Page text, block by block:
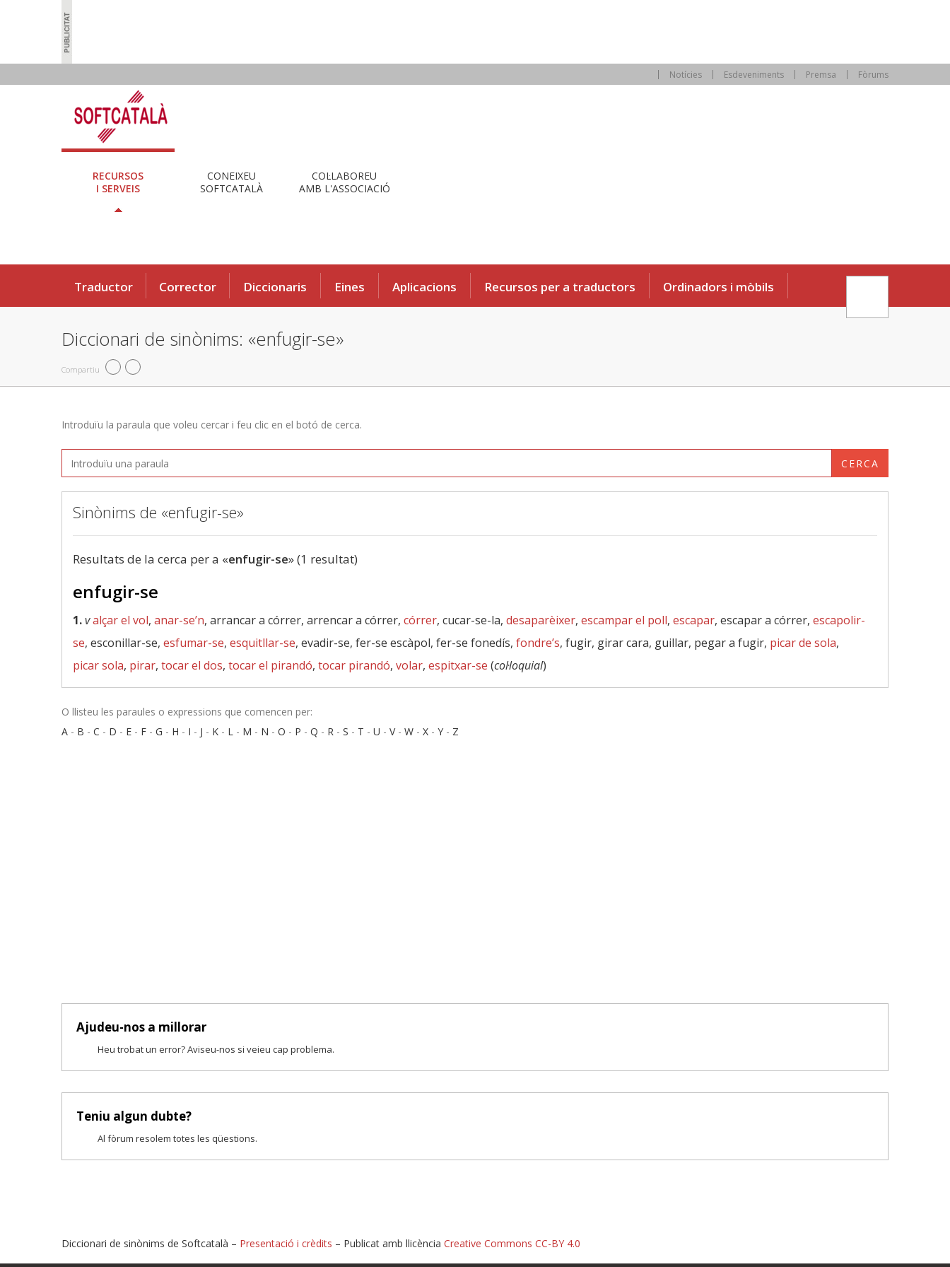
Notícies Esdeveniments Premsa Fòrums
RECURSOS
I SERVEIS
CONEIXEU
SOFTCATALÀ
COL·LABOREU
AMB L'ASSOCIACIÓ
Traductor Corrector Diccionaris Eines Aplicacions Recursos per a traductors Ordinadors i mòbils
Diccionari de sinònims: «enfugir-se»
Compartiu
Introduïu la paraula que voleu cercar i feu clic en el botó de cerca.
CERCA
Sinònims de «enfugir-se»
Resultats de la cerca per a «enfugir-se» (1 resultat)
enfugir-se
1.valçar el vol, anar-se’n, arrancar a córrer, arrencar a córrer, córrer, cucar-se-la, desaparèixer, escampar el poll, escapar, escapar a córrer, escapolir-
se, esconillar-se, esfumar-se, esquitllar-se, evadir-se, fer-se escàpol, fer-se fonedís, fondre’s, fugir, girar cara, guillar, pegar a fugir, picar de sola,
picar sola, pirar, tocar el dos, tocar el pirandó, tocar pirandó, volar, espitxar-se (col·loquial)
O llisteu les paraules o expressions que comencen per:
A - B - C - D - E - F - G - H - I - J - K - L - M - N - O - P - Q - R - S - T - U - V- W - X - Y - Z
Ajudeu-nos a millorar
Heu trobat un error? Aviseu-nos si veieu cap problema.
Teniu algun dubte?
Al fòrum resolem totes les qüestions.
Diccionari de sinònims de Softcatalà – Presentació i crèdits – Publicat amb llicència Creative Commons CC-BY 4.0